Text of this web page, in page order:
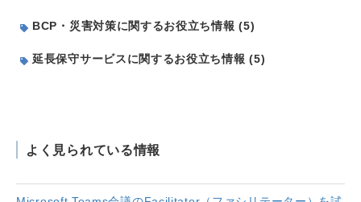
BCP・災害対策に関するお役立ち情報 (5)
延長保守サービスに関するお役立ち情報 (5)
よく見られている情報